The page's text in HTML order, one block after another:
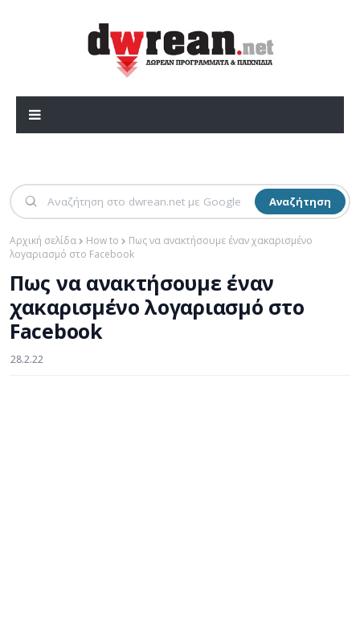
Αναζήτηση
Αρχική σελίδα How to
Πως να ανακτήσουμε έναν χακαρισμένο
λογαριασμό στο Facebook
Πως να ανακτήσουμε έναν
χακαρισμένο λογαριασμό στο
Facebook
28.2.22